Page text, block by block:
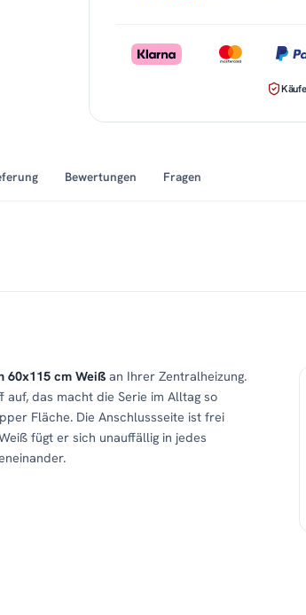
Bewertungen Fragen
60x115 cm Weiß an Ihrer Zentralheizung.
das macht die Serie im Alltag so
Fläche. Die Anschlussseite ist frei
fügt er sich unauffällig in jedes